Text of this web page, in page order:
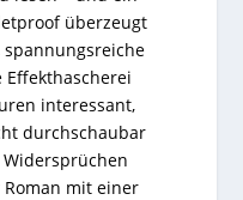
überzeugt
Effekthascherei
interessant,
durchschaubar
mit einer